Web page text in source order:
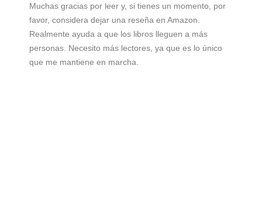
Muchas gracias por leer y, si tienes un momento, por
favor, considera dejar una reseña en Amazon.
Realmente ayuda a que los libros lleguen a más
personas. Necesito más lectores, ya que es lo único
que me mantiene en marcha.